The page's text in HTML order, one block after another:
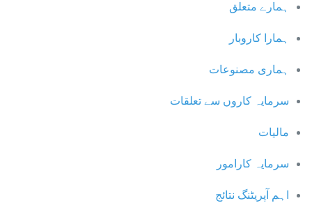
ہمارے متعلق
ہمارا کاروبار
ہماری مصنوعات
سرمایہ کاروں سے تعلقات
مالیات
سرمایہ کارامور
اہم آپریٹنگ نتائج